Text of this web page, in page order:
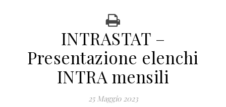
INTRASTAT –
Presentazione elenchi
INTRA mensili
25 Maggio 2023